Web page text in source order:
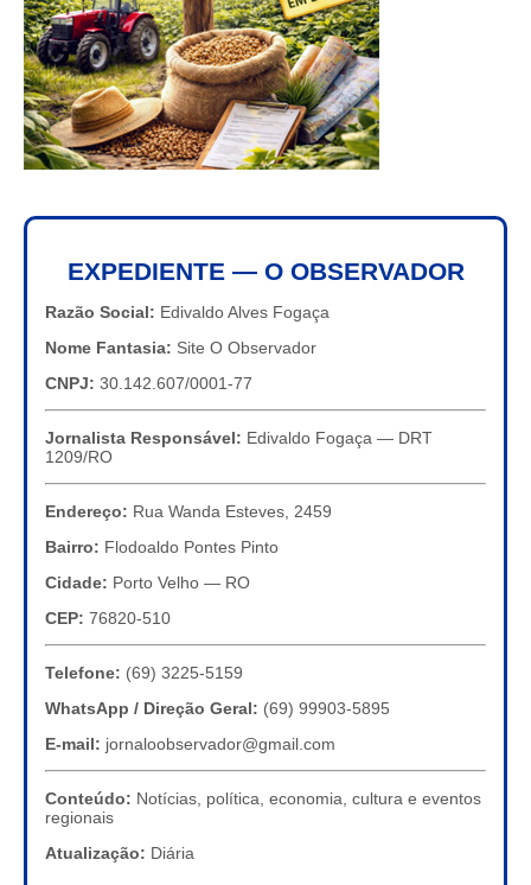
EXPEDIENTE — O OBSERVADOR
Razão Social: Edivaldo Alves Fogaça
Nome Fantasia: Site O Observador
CNPJ: 30.142.607/0001-77
Jornalista Responsável: Edivaldo Fogaça — DRT
1209/RO
Endereço: Rua Wanda Esteves, 2459
Bairro: Flodoaldo Pontes Pinto
Cidade: Porto Velho — RO
CEP: 76820-510
Telefone: (69) 3225-5159
WhatsApp / Direção Geral: (69) 99903-5895
E-mail: jornaloobservador@gmail.com
Conteúdo: Notícias, política, economia, cultura e eventos
regionais
Atualização: Diária